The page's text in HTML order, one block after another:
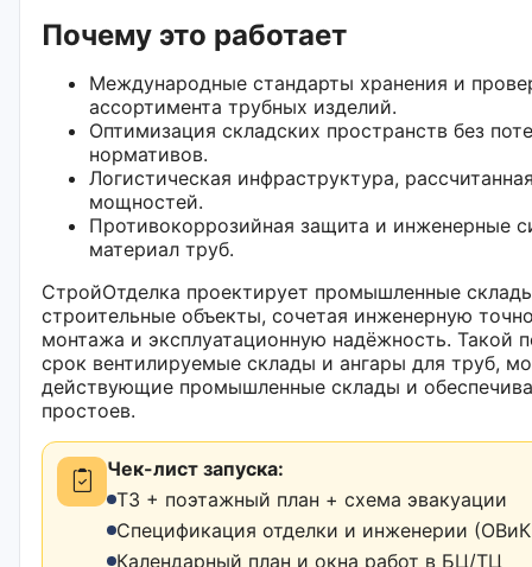
Почему это работает
Международные стандарты хранения и
ассортимента трубных изделий.
Оптимизация складских пространств без
нормативов.
Логистическая инфраструктура,
мощностей.
Противокоррозийная защита и инженерные
материал труб.
СтройОтделка проектирует промышленные
строительные объекты, сочетая инженерную
монтажа и эксплуатационную надёжность. Такой
срок вентилируемые склады и ангары для труб,
действующие промышленные склады и
простоев.
Чек-лист запуска:
ТЗ + поэтажный план + схема эвакуации
Спецификация отделки и инженерии
Календарный план и окна работ в БЦ/ТЦ